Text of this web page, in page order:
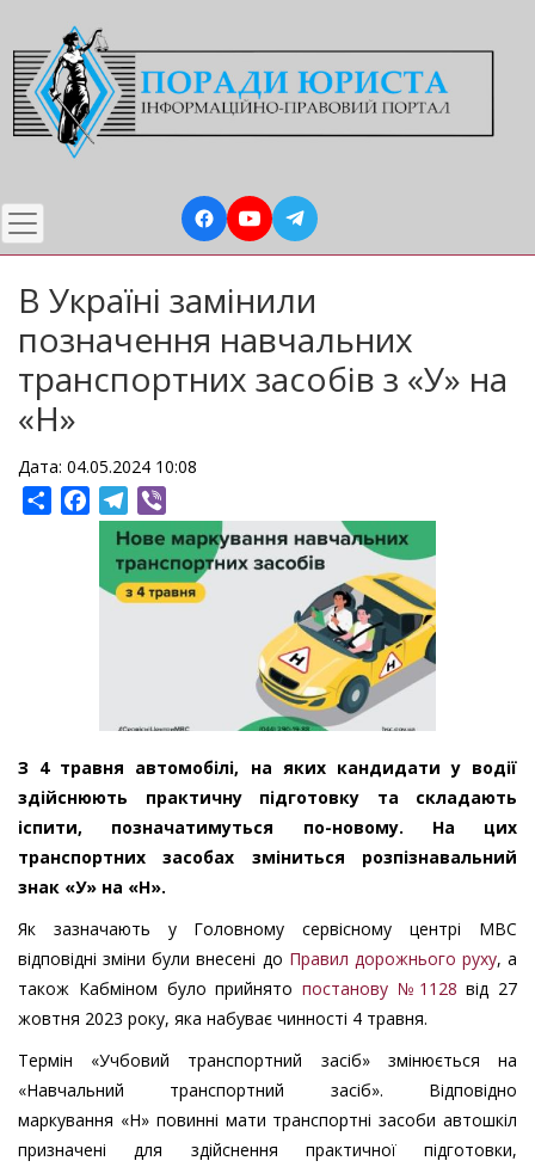
до
основного
вмісту
В Україні замінили
позначення навчальних
транспортних засобів з «У» на
«Н»
Дата: 04.05.2024 10:08
ShareFacebookTelegram
З 4 травня автомобілі, на яких кандидати у водії
здійснюють практичну підготовку та складають
іспити, позначатимуться по-новому. На цих
транспортних засобах зміниться розпізнавальний
знак «У» на «Н».
Як зазначають у Головному сервісному центрі МВС
відповідні зміни були внесені до Правил дорожнього руху, а
також Кабміном було прийнято постанову №1128 від 27
жовтня 2023 року, яка набуває чинності 4 травня.
Термін «Учбовий транспортний засіб» змінюється на
«Навчальний транспортний засіб». Відповідно
маркування «Н» повинні мати транспортні засоби автошкіл
призначені для здійснення практичної підготовки,